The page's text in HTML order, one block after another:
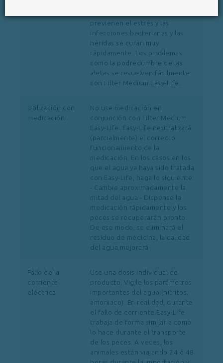
previenen el estrés y las
infecciones bacterianas y las
heridas se curan muy
rápidamente. Los problemas
como la podredumbre de las
aletas se resuelven fácilmente
con Filter Medium Easy-Life.
Utilización con
medicación
No use medicación en
conjunción con Filter Medium
Easy-Life. Easy-Life neutralizará
(parcialmente) el correcto
funcionamiento de la
medicación. En los casos en los
que el agua ya haya sido tratada
con Easy-Life, haga lo siguiente:
- Cambie aproximadamente la
mitad del agua - Dispense la
medicación rápidamente y los
peces se recuperarán pronto.
De ese modo, se eliminará el
residuo de medicina, la calidad
del agua mejorará
Fallo de la
corriente
eléctrica
Use una dosis individual de
producto. Vigile los parámetros
importantes del agua (nitritos,
amoniaco). En realidad, durante
el fallo de corriente Easy-Life
trabaja de forma similar a como
lo hace durante el transporte
de los peces. A veces, los
animales están viajando 24 ó 48